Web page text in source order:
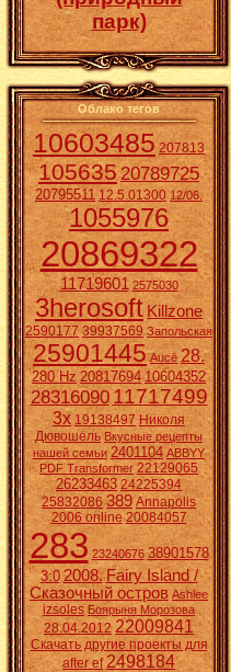
парк)
Облако тегов
10603485 207813
10563520789725
20795511 12.5.01300 12/06.
1055976
20869322
11719601 2575030
3herosoft Killzone
2590177 39937569 Запольская
25901445 Aucē 28.
280 Hz 20817694 10604352
2831609011717499
3x 19138497 Николя
Дювошель Вкусные рецепты
нашей семьи 2401104 ABBYY
PDF Transformer 22129065
26233463 24225394
25832086 389 Annapolis
2006 online 20084057
283 23240676 38901578
3:0 2008. Fairy Island /
Сказочный остров Ashlee
izsoles Боярыня Морозова
28.04.2012 22009841
Скачать другие проекты для
after ef 2498184